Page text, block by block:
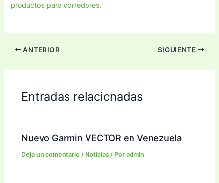
productos para corredores.
ANTERIOR SIGUIENTE
Entradas relacionadas
Nuevo Garmin VECTOR en Venezuela
Deja un comentario / Noticias / Poradmin